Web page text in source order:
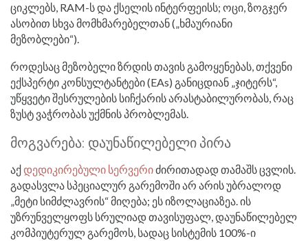
ციკლებს, RAM-ს და ქსელის ინტერფეისს; ოცი, ზოგჯერ
ასობით სხვა მომხმარებელთან („ხმაურიანი
მეზობლები“).
როდესაც მეზობელი ზრდის თავის გამოყენებას, თქვენი
ექსპერტი კონსულტანტები (EAs) განიცდიან „ჯიტერს“,
უწყვეტი შესრულების სიჩქარის არასტაბილურობას, რაც
ზუსტ ვაჭრობას უქმნის პრობლემას.
მოგვარება: დაუნაწილებელი პირა
აქ დედიკირებული სერვერიძირითადად თამაშს ცვლის.
გადასვლა სპეციალურ გარემოში არ არის უბრალოდ
„მეტი სიმძლავრის“ მიღება; ეს იზოლაციაზეა. ის
უზრუნველყოფს სრულიად თავისუფალ, დაუნაწილებელ
კომპიუტერულ გარემოს, სადაც სისტემის 100%-ი